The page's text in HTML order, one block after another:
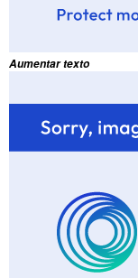
Aumentar texto